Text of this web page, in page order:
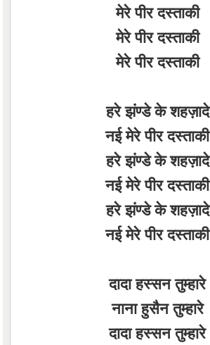
मेरे पीर दस्ताकी
मेरे पीर दस्ताकी
मेरे पीर दस्ताकी
हरे झंण्डे के शहज़ादे
नई मेरे पीर दस्ताकी
हरे झंण्डे के शहज़ादे
नई मेरे पीर दस्ताकी
हरे झंण्डे के शहज़ादे
नई मेरे पीर दस्ताकी
दादा हस्सन तुम्हारे
नाना हुसैन तुम्हारे
दादा हस्सन तुम्हारे